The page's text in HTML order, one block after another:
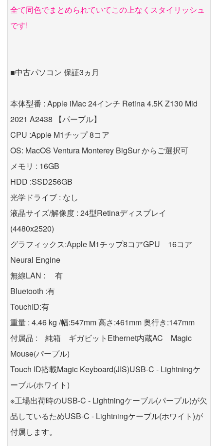
全て同色でまとめられていてこの上なくスタイリッシュ
です!
■中古パソコン 保証3ヵ月
本体型番 : Apple iMac 24インチ Retina 4.5K Z130 Mid
2021 A2438 【パープル】
CPU :Apple M1チップ 8コア
OS: MacOS Ventura Monterey BigSur からご選択可
メモリ : 16GB
HDD :SSD256GB
光学ドライブ : なし
液晶サイズ/解像度 : 24型Retinaディスプレイ
(4480x2520)
グラフィックス:Apple M1チップ8コアGPU 16コア
Neural Engine
無線LAN : 有
Bluetooth :有
TouchID:有
重量 : 4.46 kg /幅:547mm 高さ:461mm 奥行き:147mm
付属品 : 純箱 ギガビットEthernet内蔵AC Magic
Mouse(パープル)
Touch ID搭載Magic Keyboard(JIS)USB-C - Lightningケ
ーブル(ホワイト)
※工場出荷時のUSB-C - Lightningケーブル(パープル)が欠
品しているためUSB-C - Lightningケーブル(ホワイト)が
付属します。